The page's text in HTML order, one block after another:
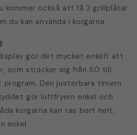
kommer också att få 2 grillplåtar
du kan använda i korgarna.
gör det mycket enkelt att
som sträcker sig från 50 till
Den justerbara timern
gör luftfryern enkel och
korgarna kan tas bort helt,
enkel.